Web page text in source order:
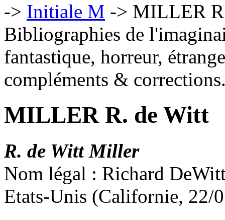
Initiale M
MILLER
Bibliographies de
fantastique, horreur,
compléments &
MILLER R. de Witt
R. de Witt Miller
Nom légal : Richard
Etats-Unis (Californie, 22/